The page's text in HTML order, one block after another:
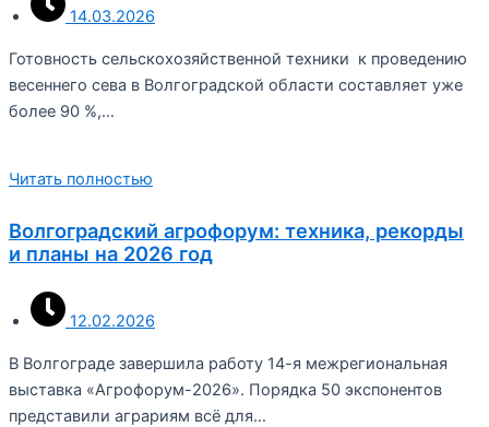
14.03.2026
Готовность сельскохозяйственной техники к проведению
весеннего сева в Волгоградской области составляет уже
более 90 %,…
Читать полностью
Волгоградский агрофорум: техника, рекорды
и планы на 2026 год
12.02.2026
В Волгограде завершила работу 14-я межрегиональная
выставка «Агрофорум-2026». Порядка 50 экспонентов
представили аграриям всё для…